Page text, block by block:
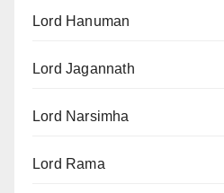
Lord Hanuman
Lord Jagannath
Lord Narsimha
Lord Rama